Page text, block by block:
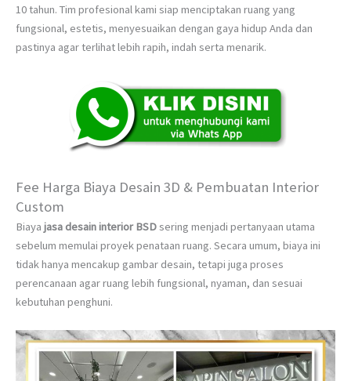
10 tahun. Tim profesional kami siap menciptakan ruang yang
fungsional, estetis, menyesuaikan dengan gaya hidup Anda dan
pastinya agar terlihat lebih rapih, indah serta menarik.
Fee Harga Biaya Desain 3D & Pembuatan Interior
Custom
Biaya jasa desain interior BSDsering menjadi pertanyaan utama
sebelum memulai proyek penataan ruang. Secara umum, biaya ini
tidak hanya mencakup gambar desain, tetapi juga proses
perencanaan agar ruang lebih fungsional, nyaman, dan sesuai
kebutuhan penghuni.